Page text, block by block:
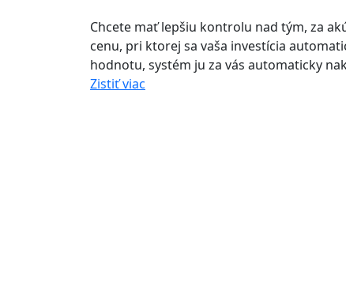
Chcete mať lepšiu kontrolu nad tým, za
cenu, pri ktorej sa vaša investícia
hodnotu, systém ju za vás automaticky
Zistiť viac